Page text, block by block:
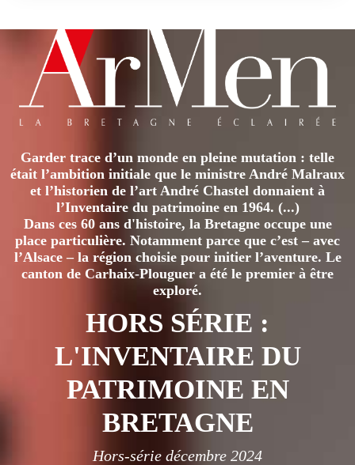
Garder trace d’un monde en pleine mutation : telle
était l’ambition initiale que le ministre André Malraux
et l’historien de l’art André Chastel donnaient à
l’Inventaire du patrimoine en 1964. (...)
Dans ces 60 ans d'histoire, la Bretagne occupe une
place particulière. Notamment parce que c’est – avec
l’Alsace – la région choisie pour initier l’aventure. Le
canton de Carhaix-Plouguer a été le premier à être
exploré.
HORS SÉRIE :
L'INVENTAIRE DU
PATRIMOINE EN
BRETAGNE
Hors-série décembre 2024